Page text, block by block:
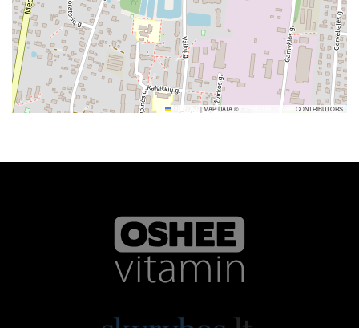
|MAP DATA © CONTRIBUTORS